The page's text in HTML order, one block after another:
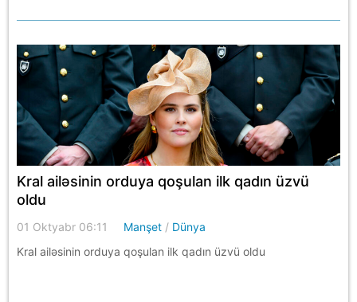
Kral ailəsinin orduya qoşulan ilk qadın üzvü
oldu
01 Oktyabr 06:11 Manşet / Dünya
Kral ailəsinin orduya qoşulan ilk qadın üzvü oldu